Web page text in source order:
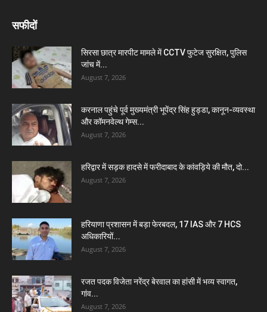
सफीदों
सिरसा छात्र मारपीट मामले में CCTV फुटेज सुरक्षित, पुलिस
जांच में...
August 7, 2026
करनाल पहुंचे पूर्व मुख्यमंत्री भूपेंद्र सिंह हुड्डा, कानून-व्यवस्था
और कॉमनवेल्थ गेम्स...
August 7, 2026
हरिद्वार में सड़क हादसे में फरीदाबाद के कांवड़िये की मौत, दो...
August 7, 2026
हरियाणा प्रशासन में बड़ा फेरबदल, 17 IAS और 7 HCS
अधिकारियों...
August 7, 2026
रजत पदक विजेता नरेंद्र बेरवाल का हांसी में भव्य स्वागत,
गांव...
August 7, 2026